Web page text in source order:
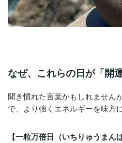
なぜ、これらの日が「開
聞き慣れた言葉かもしれません
で、より強くエネルギーを味方
【一粒万倍日（いちりゅうまん